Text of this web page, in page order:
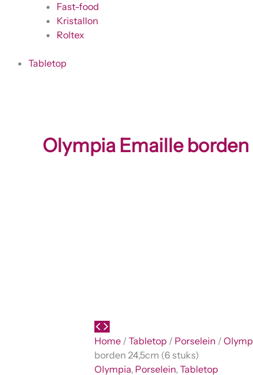
Fast-food
Kristallon
Roltex
Tabletop
Olympia Emaille borden
Home / Tabletop / Porselein /
borden 24,5cm (6 stuks)
Olympia, Porselein, Tabletop